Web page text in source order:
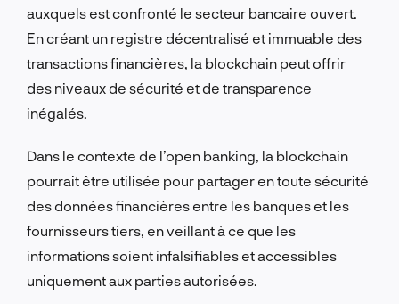
auxquels est confronté le secteur bancaire ouvert.
En créant un registre décentralisé et immuable des
transactions financières, la blockchain peut offrir
des niveaux de sécurité et de transparence
inégalés.
Dans le contexte de l’open banking, la blockchain
pourrait être utilisée pour partager en toute sécurité
des données financières entre les banques et les
fournisseurs tiers, en veillant à ce que les
informations soient infalsifiables et accessibles
uniquement aux parties autorisées.